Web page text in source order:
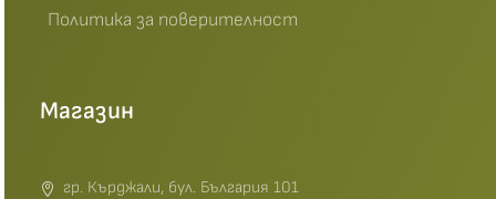
Политика за поверителност
Магазин
гр. Кърджали, бул. България 101